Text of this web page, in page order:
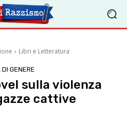
Libri e Letteratura
DI GENERE
sulla violenza
cattive